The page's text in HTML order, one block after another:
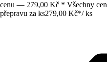
cenu — 279,00 Kč * Všechny
přepravu za ks279,00 Kč*/ ks